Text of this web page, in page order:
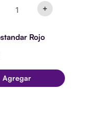
+
Rojo
Agregar